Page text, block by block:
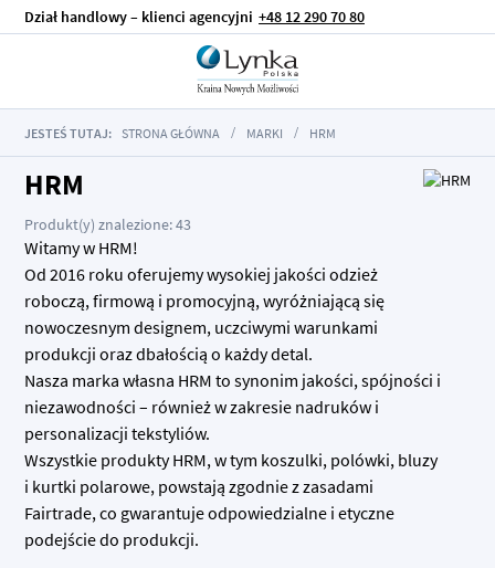
Dział handlowy – klienci agencyjni +48 12 290 70 80
JESTEŚ TUTAJ: STRONA GŁÓWNA MARKI HRM
HRM
Produkt(y) znalezione: 43
Witamy w HRM!
Od 2016 roku oferujemy wysokiej jakości odzież
roboczą, firmową i promocyjną, wyróżniającą się
nowoczesnym designem, uczciwymi warunkami
produkcji oraz dbałością o każdy detal.
Nasza marka własna HRM to synonim jakości, spójności i
niezawodności – również w zakresie nadruków i
personalizacji tekstyliów.
Wszystkie produkty HRM, w tym koszulki, polówki, bluzy
i kurtki polarowe, powstają zgodnie z zasadami
Fairtrade, co gwarantuje odpowiedzialne i etyczne
podejście do produkcji.